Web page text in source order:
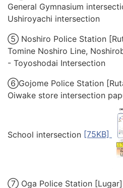
General Gymnasium
Ushiroyachi intersection
⑤ Noshiro Police Station
Tomine Noshiro Line,
- Toyoshodai Intersection
⑥Gojome Police Station
Oiwake store intersection
School intersection [75KB]
⑦ Oga Police Station [Lugar]